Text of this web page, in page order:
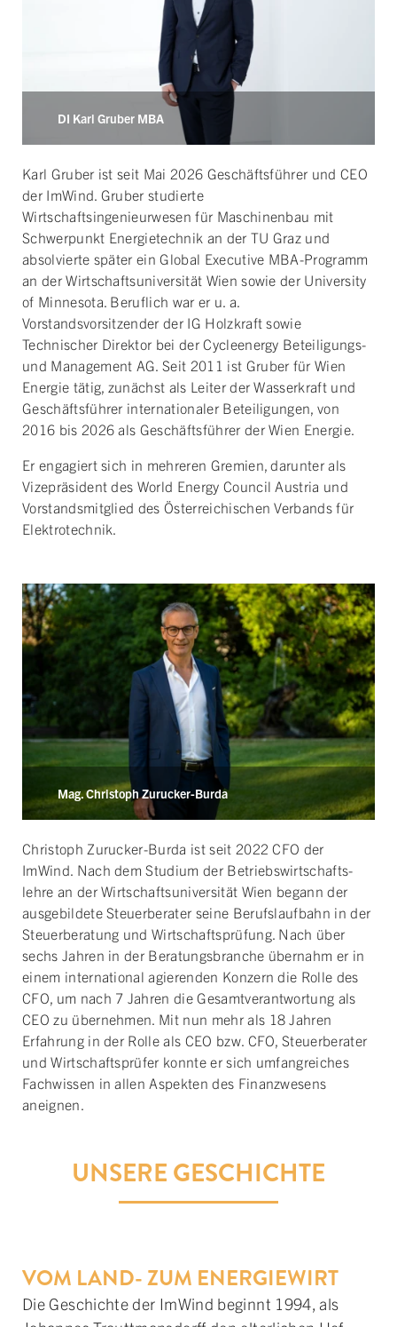
DI Karl Gruber MBA
Karl Gruber ist seit Mai 2026 Geschäfts­führer und CEO
der ImWind. Gruber studierte
Wirtschaftsingenieurwesen für Maschinenbau mit
Schwerpunkt Energietechnik an der TU Graz und
absolvierte später ein Global Executive MBA-Programm
an der Wirtschaftsuniversität Wien sowie der University
of Minnesota. Beruflich war er u. a.
Vorstandsvorsitzender der IG Holzkraft sowie
Technischer Direktor bei der Cycleenergy Beteiligungs-
und Management AG. Seit 2011 ist Gruber für Wien
Energie tätig, zunächst als Leiter der Wasserkraft und
Geschäftsführer internationaler Beteiligungen, von
2016 bis 2026 als Geschäftsführer der Wien Energie.
Er engagiert sich in mehreren Gremien, darunter als
Vizepräsident des World Energy Council Austria und
Vorstandsmitglied des Österreichischen Verbands für
Elektrotechnik.
Mag. Christoph Zurucker-Burda
Christoph Zurucker-­Burda ist seit 2022 CFO der
ImWind. Nach dem Studium der Betriebs­wirtschafts­
lehre an der Wirtschafts­universität Wien begann der
aus­gebildete Steuer­berater seine Berufs­laufbahn in der
Steuer­beratung und Wirtschafts­prüfung. Nach über
sechs Jahren in der Beratungs­branche übernahm er in
einem inter­national agierenden Konzern die Rolle des
CFO, um nach 7 Jahren die Gesamt­verantwortung als
CEO zu übernehmen. Mit nun mehr als 18 Jahren
Erfahrung in der Rolle als CEO bzw. CFO, Steuer­berater
und Wirtschafts­prüfer konnte er sich umfang­reiches
Fach­wissen in allen Aspekten des Finanz­wesens
aneignen.
UNSERE GESCHICHTE
VOM LAND- ZUM ENERGIEWIRT
Die Geschichte der ImWind beginnt 1994, als